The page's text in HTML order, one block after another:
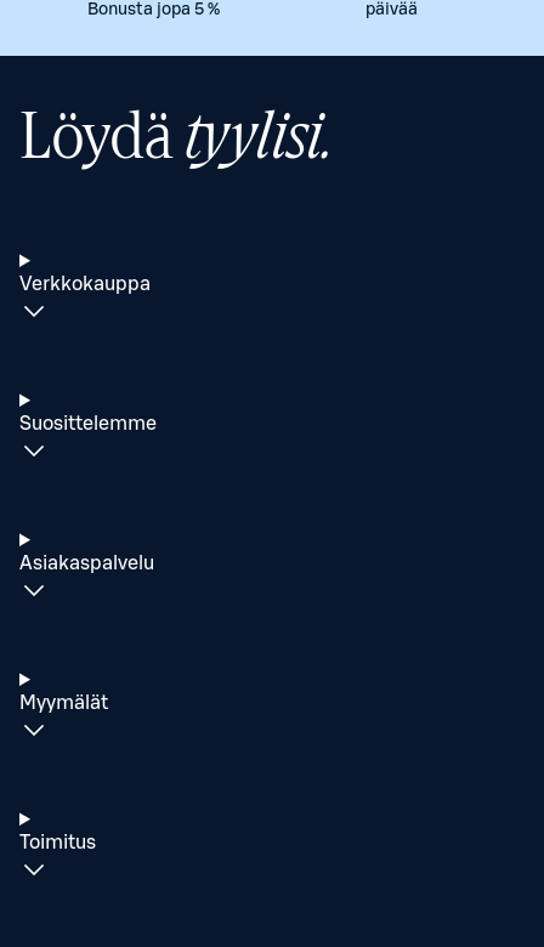
Bonusta jopa 5 %
päivää
Löydätyylisi.
Verkkokauppa
Suosittelemme
Asiakaspalvelu
Myymälät
Toimitus